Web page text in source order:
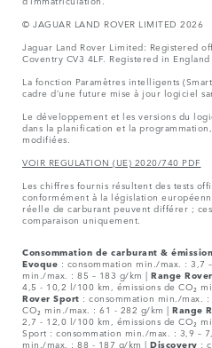
© JAGUAR LAND ROVER LIMITED 2026
Jaguar Land Rover Limited: Registered
Coventry CV3 4LF. Registered in
La fonction Paramètres intelligents
cadre d’une future mise à jour logiciel
Le développement et les versions du
dans la planification et la
modifiées.
VOIR REGULATION (UE) 2020/740 PDF
Les chiffres fournis résultent des tests
conformément à la législation
réelle de carburant peuvent différer ;
comparaison uniquement.
Consommation de carburant &
Evoque : consommation min./max. : 3,7
min./max. : 85 – 183 g/km | Range
4,5 - 10,2 l/100 km, émissions de CO₂
Rover Sport : consommation min./max.
CO₂ min./max. : 61 - 282 g/km | Range
2,7 - 12,0 l/100 km, émissions de CO₂
Sport : consommation min./max. : 3,9 –
min./max. : 88 - 187 g/km | Discovery :